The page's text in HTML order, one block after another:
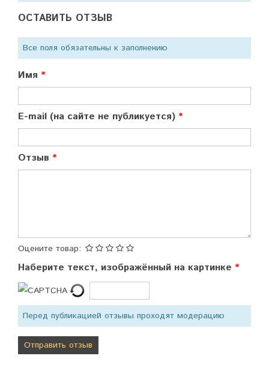
ОСТАВИТЬ ОТЗЫВ
Все поля обязательны к заполнению
Имя
E-mail (на сайте не публикуется)
Отзыв
Оцените товар:
Наберите текст, изображённый на картинке
Перед публикацией отзывы проходят модерацию